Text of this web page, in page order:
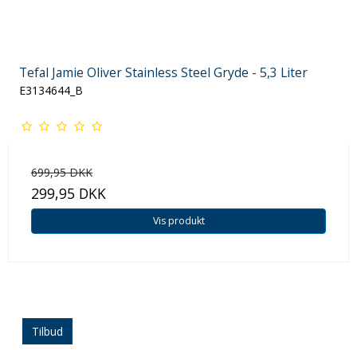
Tefal Jamie Oliver Stainless Steel Gryde - 5,3 Liter
E3134644_B
699,95 DKK
299,95 DKK
Vis produkt
Tilbud